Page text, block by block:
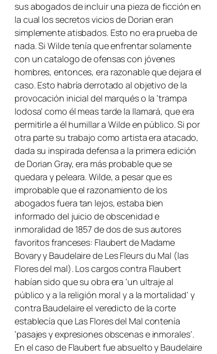
sus abogados de incluir una pieza de ficción en
la cual los secretos vicios de Dorian eran
simplemente atisbados. Esto no era prueba de
nada. Si Wilde tenía que enfrentar solamente
con un catalogo de ofensas con jóvenes
hombres, entonces, era razonable que dejara el
caso. Esto habría derrotado al objetivo de la
provocación inicial del marqués o la ‘trampa
lodosa’ como él meas tarde la llamará, que era
permitirle a él humillar a Wilde en público. Si por
otra parte su trabajo como artista era atacado,
dada su inspirada defensa a la primera edición
de Dorian Gray, era más probable que se
quedara y peleara. Wilde, a pesar que es
improbable que el razonamiento de los
abogados fuera tan lejos, estaba bien
informado del juicio de obscenidad e
inmoralidad de 1857 de dos de sus autores
favoritos franceses: Flaubert de Madame
Bovaryy Baudelaire de Les Fleurs du Mal (las
Flores del mal). Los cargos contra Flaubert
habían sido que su obra era ‘un ultraje al
público y a la religión moral y a la mortalidad’ y
contra Baudelaire el veredicto de la corte
establecía que Las Flores del Mal contenía
‘pasajes y expresiones obscenas e inmorales’.
En el caso de Flaubert fue absuelto y Baudelaire